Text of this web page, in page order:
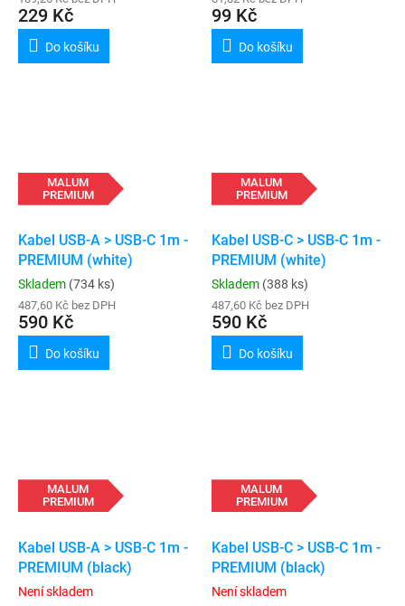
229 Kč
Do košíku
99 Kč
Do košíku
MALUM
PREMIUM
Kabel USB-A > USB-C 1m -
PREMIUM (white)
Skladem (734 ks)
487,60 Kč bez DPH
590 Kč
Do košíku
MALUM
PREMIUM
Kabel USB-C > USB-C 1m -
PREMIUM (white)
Skladem (388 ks)
487,60 Kč bez DPH
590 Kč
Do košíku
MALUM
PREMIUM
Kabel USB-A > USB-C 1m -
PREMIUM (black)
Není skladem
MALUM
PREMIUM
Kabel USB-C > USB-C 1m -
PREMIUM (black)
Není skladem